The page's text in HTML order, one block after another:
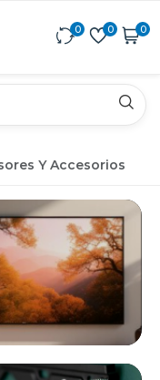
0 0 0
Y Accesorios